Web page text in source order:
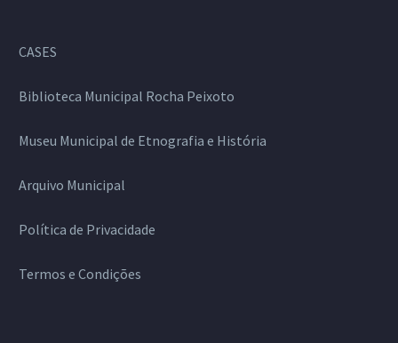
CASES
Biblioteca Municipal Rocha Peixoto
Museu Municipal de Etnografia e História
Arquivo Municipal
Política de Privacidade
Termos e Condições